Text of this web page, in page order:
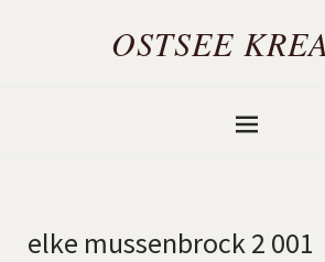
OSTSEE
elke mussenbrock 2 001